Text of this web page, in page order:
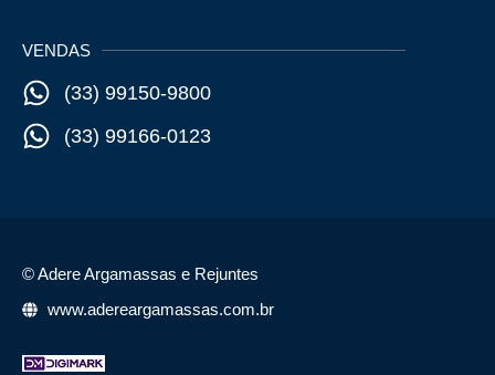
VENDAS
(33) 99150-9800
(33) 99166-0123
© Adere Argamassas e Rejuntes
www.adereargamassas.com.br